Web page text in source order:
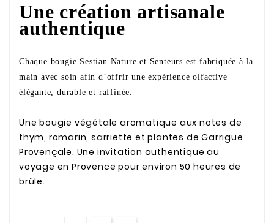
Une création artisanale
authentique
Chaque bougie Sestian Nature et Senteurs est fabriquée à la
main avec soin afin d’offrir une expérience olfactive
élégante, durable et raffinée.
Une bougie végétale aromatique aux notes de
thym, romarin, sarriette et plantes de Garrigue
Provençale. Une invitation authentique au
voyage en Provence pour environ 50 heures de
brûle.